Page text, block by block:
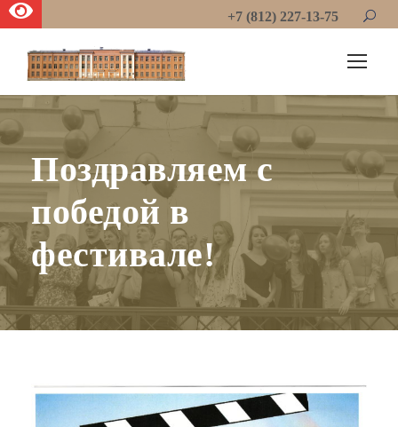
+7 (812) 227-13-75
Поздравляем с
победой в
фестивале!